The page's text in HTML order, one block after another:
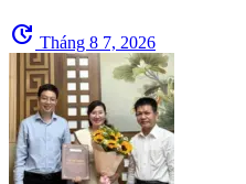
update Tháng 8 7, 2026